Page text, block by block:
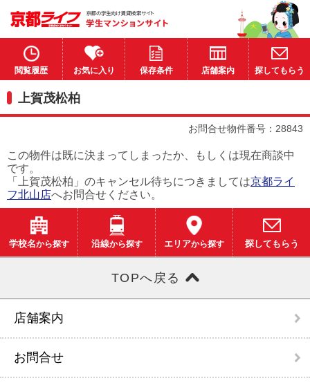
閲覧履歴 お気に入り 保存条件 店舗案内 探してもらう
上賀茂松柏
お問合せ物件番号：28843
この物件は既に決まってしまったか、もしくは現在商談中
です。
「上賀茂松柏」のキャンセル待ちにつきましては京都ライ
フ北山店へお問合せください。
学校名から探す 沿線から探す エリアから探す 探してもらう
TOPへ戻る
店舗案内
お問合せ